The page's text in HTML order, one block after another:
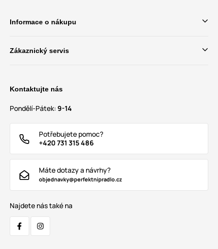
Informace o nákupu
Zákaznický servis
Kontaktujte nás
Pondělí-Pátek: 9-14
Potřebujete pomoc?
+420 731 315 486
Máte dotazy a návrhy?
objednavky@perfektnipradlo.cz
Najdete nás také na